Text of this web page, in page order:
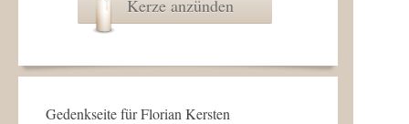
Kerze anzünden
Gedenkseite für Florian Kersten